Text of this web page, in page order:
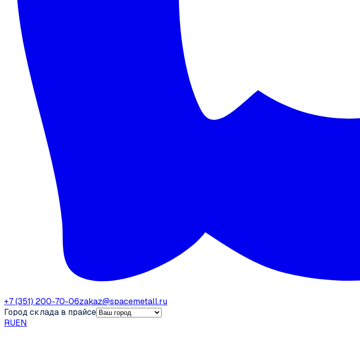
+7 (351) 200-70-06zakaz@spacemetall.ru
Город склада в прайсе
RUEN